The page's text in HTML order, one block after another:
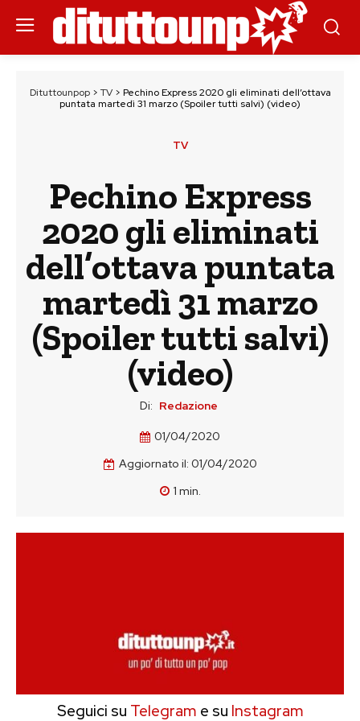
Dituttounpop> TV> Pechino Express 2020 gli eliminati dell’ottava
puntata martedì 31 marzo (Spoiler tutti salvi) (video)
TV
Pechino Express
2020 gli eliminati
dell’ottava puntata
martedì 31 marzo
(Spoiler tutti salvi)
(video)
Di: Redazione
01/04/2020
Aggiornato il: 01/04/2020
1 min.
Seguici su Telegram e su Instagram